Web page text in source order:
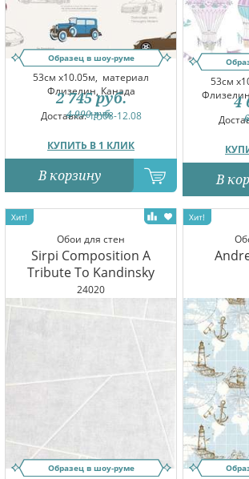
Образец в шоу-руме
53см x10.05м, материал
Флизелин, Канада
Доставка:11.08-12.08
КУПИТЬ В 1 КЛИК
4 990руб.
2 745 руб.
В корзину
53см
4
В
Обои для стен
Sirpi Composition A
Tribute To Kandinsky
24020
Образец в шоу-руме